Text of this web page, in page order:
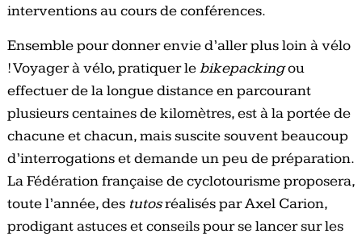
interventions au cours de conférences.
Ensemble pour donner envie d’aller plus loin à vélo
! Voyager à vélo, pratiquer lebikepackingou
effectuer de la longue distance en parcourant
plusieurs centaines de kilomètres, est à la portée de
chacune et chacun, mais suscite souvent beaucoup
d’interrogations et demande un peu de préparation.
La Fédération française de cyclotourisme proposera,
toute l’année, des tutosréalisés par Axel Carion,
prodigant astuces et conseils pour se lancer sur les